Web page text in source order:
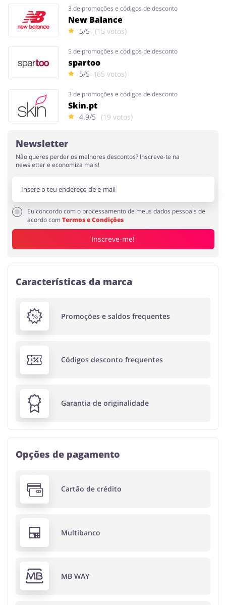
3 de promoções e códigos de desconto
New Balance
5/5 (15 votos)
5 de promoções e códigos de desconto
spartoo
5/5 (65 votos)
3 de promoções e códigos de desconto
Skin.pt
4.9/5 (19 votos)
Newsletter
Não queres perder os melhores descontos? Inscreve-te na
newsletter e economiza mais!
Eu concordo com o processamento de meus dados pessoais de
acordo comTermos e Condições
Inscreve-me!
Características da marca
Promoções e saldos frequentes
Códigos desconto frequentes
Garantia de originalidade
Opções de pagamento
Cartão de crédito
Multibanco
MB WAY